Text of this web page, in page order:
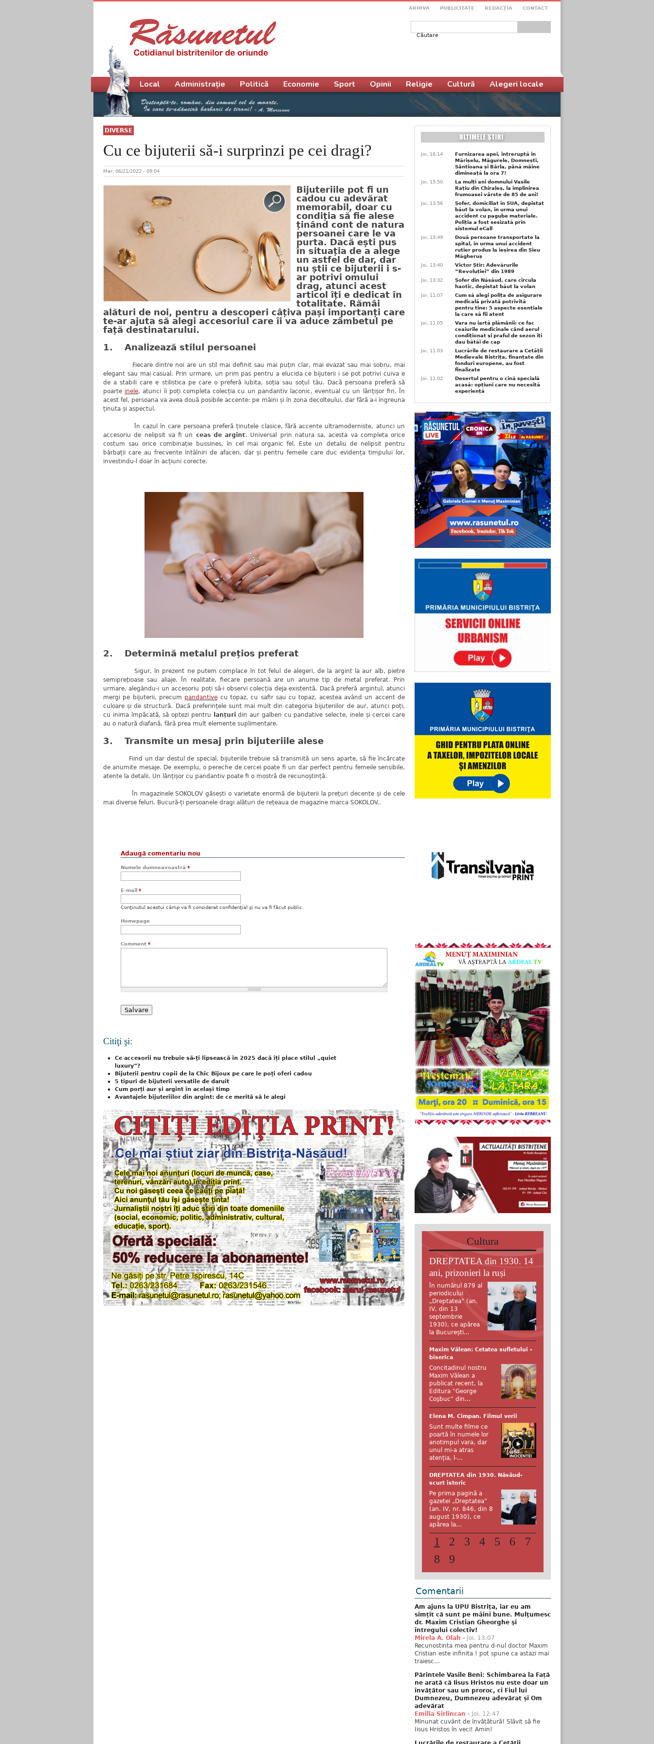
ARHIVA PUBLICITATE REDACŢIA CONTACT
Formular de căutare
DIVERSE
Cu ce bijuterii să-i surprinzi pe cei dragi?
Mar, 06/21/2022 - 09:04
Bijuteriile pot fi un
cadou cu adevărat
memorabil, doar cu
condiția să fie alese
ținând cont de natura
persoanei care le va
purta. Dacă ești pus
în situația de a alege
un astfel de dar, dar
nu știi ce bijuterii i s-
ar potrivi omului
drag, atunci acest
articol îți e dedicat în
totalitate. Rămâi
alături de noi, pentru a descoperi câțiva pași importanți care
te-ar ajuta să alegi accesoriul care îi va aduce zâmbetul pe
față destinatarului.
1. Analizează stilul persoanei
Fiecare dintre noi are un stil mai definit sau mai puțin clar, mai evazat sau mai sobru, mai
elegant sau mai casual. Prin urmare, un prim pas pentru a elucida ce bijuterii i se pot potrivi cuiva e
de a stabili care e stilistica pe care o preferă iubita, soția sau soțul tău. Dacă persoana preferă să
poarte inele, atunci îi poți completa colecția cu un pandantiv laconic, eventual cu un lănțișor fin. În
acest fel, persoana va avea două posibile accente: pe mâini și în zona decolteului, dar fără a-i îngreuna
ținuta și aspectul.
În cazul în care persoana preferă ținutele clasice, fără accente ultramoderniste, atunci un
accesoriu de nelipsit va fi un ceas de argint. Universal prin natura sa, acesta va completa orice
costum sau orice combinație bussines, în cel mai organic fel. Este un detaliu de nelipsit pentru
bărbații care au frecvente întâlniri de afaceri, dar și pentru femeile care duc evidența timpului lor,
investindu-l doar în acțiuni corecte.
2. Determină metalul prețios preferat
Sigur, în prezent ne putem complace în tot felul de alegeri, de la argint la aur alb, pietre
semiprețioase sau aliaje. În realitate, fiecare persoană are un anume tip de metal preferat. Prin
urmare, alegându-i un accesoriu poți să-i observi colecția deja existentă. Dacă preferă argintul, atunci
mergi pe bijuterii, precum pandantive cu topaz, cu safir sau cu topaz, acestea având un accent de
culoare și de structură. Dacă preferințele sunt mai mult din categoria bijuteriilor de aur, atunci poți,
cu inima împăcată, să optezi pentru
lanțuri din aur galben cu pandative selecte, inele și cercei care
au o natură diafană, fără prea mult elemente suplimentare.
3. Transmite un mesaj prin bijuteriile alese
Fiind un dar destul de special, bijuteriile trebuie să transmită un sens aparte, să fie încărcate
de anumite mesaje. De exemplu, o pereche de cercei poate fi un dar perfect pentru femeile sensibile,
atente la detalii. Un lănțișor cu pandantiv poate fi o mostră de recunoștință.
În magazinele SOKOLOV găsești o varietate enormă de bijuterii la prețuri decente și de cele
mai diverse feluri. Bucură-ți persoanele dragi alături de rețeaua de magazine marca SOKOLOV..
Adaugă comentariu nou
Numele dumneavoastră *
E-mail *
Conţinutul acestui câmp va fi considerat confidenţial şi nu va fi făcut public.
Homepage
Comment *
Citiţi şi:
Ce accesorii nu trebuie să-ți lipsească în 2025 dacă îți place stilul „quiet
luxury”?
Bijuterii pentru copii de la Chic Bijoux pe care le poți oferi cadou
5 tipuri de bijuterii versatile de daruit
Cum porți aur și argint în același timp
Avantajele bijuteriilor din argint: de ce merită să le alegi
Meniu principal
Local Administrație Politică Economie Sport Opinii Religie Cultură Alegeri locale
Joi, 16:14
Furnizarea apei, întreruptă în
Mărișelu, Măgurele, Domnești,
Sântioana și Bârla, până mâine
dimineață la ora 7!
Joi, 15:50
La mulți ani domnului Vasile
Rațiu din Chiraleș, la împlinirea
frumoasei vârste de 85 de ani!
Joi, 13:56
Șofer, domiciliat în SUA, depistat
băut la volan, în urma unui
accident cu pagube materiale.
Poliția a fost sesizată prin
sistemul eCall
Joi, 13:49
Două persoane transportate la
spital, în urma unui accident
rutier produs la ieșirea din Șieu
Măgheruș
Joi, 13:40
Victor Știr: Adevărurile
”Revoluției” din 1989
Joi, 13:32
Șofer din Năsăud, care circula
haotic, depistat băut la volan
Joi, 11:07
Cum să alegi polița de asigurare
medicală privată potrivită
pentru tine: 5 aspecte esențiale
la care să fii atent
Joi, 11:05
Vara nu iartă plămânii: ce fac
ceaiurile medicinale când aerul
condiționat și praful de sezon îți
dau bătăi de cap
Joi, 11:03
Lucrările de restaurare a Cetății
Medievale Bistrița, finanțate din
fonduri europene, au fost
finalizate
Joi, 11:02
Desertul pentru o cină specială
acasă: opțiuni care nu necesită
experiență
Cultura
DREPTATEA din 1930. 14
ani, prizonieri la ruși
În numărul 879 al
periodicului
„Dreptatea” (an.
IV, din 13
septembrie
1930), ce apărea
la București...
Maxim Vălean: Cetatea sufletului -
biserica
Concitadinul nostru
Maxim Vălean a
publicat recent, la
Editura "George
Coşbuc" din...
Elena M. Cîmpan. Filmul verii
Sunt multe filme ce
poartă în numele lor
anotimpul vara, dar
unul mi-a atras
atenția, l-...
DREPTATEA din 1930. Năsăud-
scurt istoric
Pe prima pagină a
gazetei „Dreptatea”
(an. IV, nr. 846, din 8
august 1930), ce
apărea la...
1 2 3 4 5 6
7
8
9
Comentarii
Am ajuns la UPU Bistrița, iar eu am
simțit că sunt pe mâini bune. Mulţumesc
dr. Maxim Cristian Gheorghe şi
întregului colectiv!
Mirela A. Olah - Joi, 13:07
Recunostinta mea pentru d-nul doctor Maxim
Cristian este infinita ! pot spune ca astazi mai
traiesc...
Părintele Vasile Beni: Schimbarea la Față
ne arată că Iisus Hristos nu este doar un
învățător sau un proroc, ci Fiul lui
Dumnezeu, Dumnezeu adevărat și Om
adevărat
Emilia Sirlincan - Joi, 12:47
Minunat cuvânt de învățătură! Slăvit să fie
Iisus Hristos în veci! Amin!